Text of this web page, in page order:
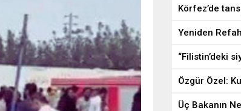
Özgür Özel: